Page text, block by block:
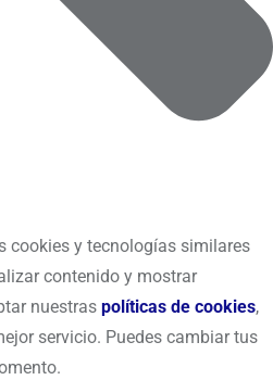
cookies y tecnologías similares
contenido y mostrar
nuestras políticas de cookies,
servicio. Puedes cambiar tus